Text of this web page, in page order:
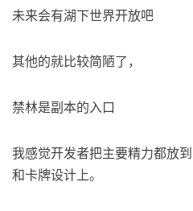
未来会有湖下世界开放吧
其他的就比较简陋了，
禁林是副本的入口
我感觉开发者把主要精力都放
和卡牌设计上。